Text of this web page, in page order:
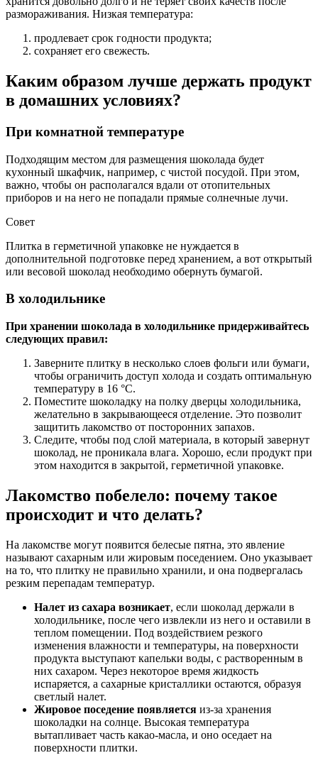
размораживания. Низкая температура:
продлевает срок годности продукта;
сохраняет его свежесть.
Каким образом лучше держать продукт
в домашних условиях?
При комнатной температуре
Подходящим местом для размещения шоколада будет
кухонный шкафчик, например, с чистой посудой. При этом,
важно, чтобы он располагался вдали от отопительных
приборов и на него не попадали прямые солнечные лучи.
Совет
Плитка в герметичной упаковке не нуждается в
дополнительной подготовке перед хранением, а вот открытый
или весовой шоколад необходимо обернуть бумагой.
В холодильнике
При хранении шоколада в холодильнике придерживайтесь
следующих правил:
Заверните плитку в несколько слоев фольги или бумаги,
чтобы ограничить доступ холода и создать оптимальную
температуру в 16 °С.
Поместите шоколадку на полку дверцы холодильника,
желательно в закрывающееся отделение. Это позволит
защитить лакомство от посторонних запахов.
Следите, чтобы под слой материала, в который завернут
шоколад, не проникала влага. Хорошо, если продукт при
этом находится в закрытой, герметичной упаковке.
Лакомство побелело: почему такое
происходит и что делать?
На лакомстве могут появится белесые пятна, это явление
называют сахарным или жировым поседением. Оно указывает
на то, что плитку не правильно хранили, и она подвергалась
резким перепадам температур.
Налет из сахара возникает, если шоколад держали в
холодильнике, после чего извлекли из него и оставили в
теплом помещении. Под воздействием резкого
изменения влажности и температуры, на поверхности
продукта выступают капельки воды, с растворенным в
них сахаром. Через некоторое время жидкость
испаряется, а сахарные кристаллики остаются, образуя
светлый налет.
Жировое поседение появляется из-за хранения
шоколадки на солнце. Высокая температура
вытапливает часть какао-масла, и оно оседает на
поверхности плитки.